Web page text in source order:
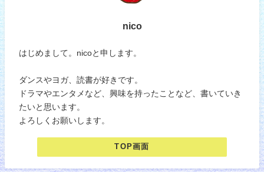
nico
はじめまして。nicoと申します。
ダンスやヨガ、読書が好きです。
ドラマやエンタメなど、興味を持ったことなど、書いていき
たいと思います。
よろしくお願いします。
TOP画面